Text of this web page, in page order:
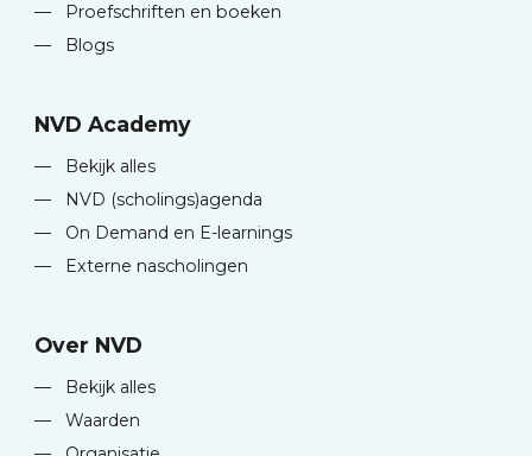
—
Proefschriften en boeken
—
Blogs
NVD Academy
—
Bekijk alles
—
NVD (scholings)agenda
—
On Demand en E-learnings
—
Externe nascholingen
Over NVD
—
Bekijk alles
—
Waarden